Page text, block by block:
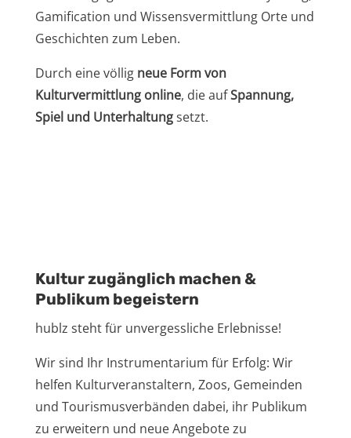
Gamification und Wissensvermittlung Orte und
Geschichten zum Leben.
Durch eine völlig neue Form von
Kulturvermittlung online, die aufSpannung,
Spiel und Unterhaltungsetzt.
Kultur zugänglich machen &
Publikum begeistern
hublz steht für unvergessliche Erlebnisse!
Wir sind Ihr Instrumentarium für Erfolg: Wir
helfen Kulturveranstaltern, Zoos, Gemeinden
und Tourismusverbänden dabei, ihr Publikum
zu erweitern und neue Angebote zu